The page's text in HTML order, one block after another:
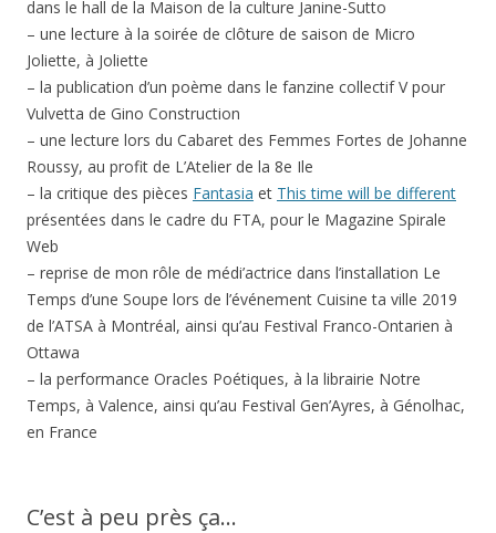
dans le hall de la Maison de la culture Janine-Sutto
– une lecture à la soirée de clôture de saison de Micro
Joliette, à Joliette
– la publication d’un poème dans le fanzine collectif V pour
Vulvetta de Gino Construction
– une lecture lors du Cabaret des Femmes Fortes de Johanne
Roussy, au profit de L’Atelier de la 8e Ile
– la critique des pièces Fantasia et This time will be different
présentées dans le cadre du FTA, pour le Magazine Spirale
Web
– reprise de mon rôle de médi’actrice dans l’installation Le
Temps d’une Soupe lors de l’événement Cuisine ta ville 2019
de l’ATSA à Montréal, ainsi qu’au Festival Franco-Ontarien à
Ottawa
– la performance Oracles Poétiques, à la librairie Notre
Temps, à Valence, ainsi qu’au Festival Gen’Ayres, à Génolhac,
en France
C’est à peu près ça…